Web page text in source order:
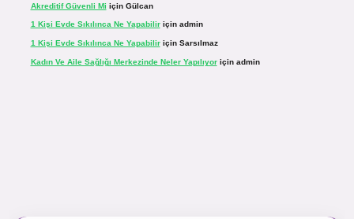
Akreditif Güvenli Mi için Gülcan
1 Kişi Evde Sıkılınca Ne Yapabiliriçin admin
1 Kişi Evde Sıkılınca Ne Yapabiliriçin Sarsılmaz
Kadın Ve Aile Sağlığı Merkezinde Neler Yapılıyoriçin admin